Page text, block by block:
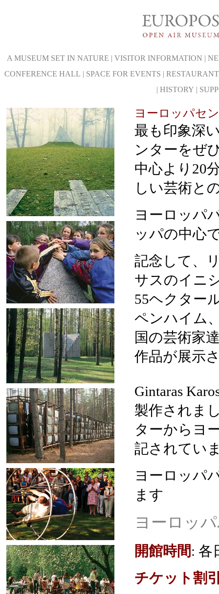
A MUSEUM SET IN NATURE | VISITOR INFORMATION |
CONFERENCE HALL | SPACE FOR EVENTS | RESTAURANT
| HISTORY |
ヨーロッパセ
最も印象深
ンターをぜ
中心より20
しい芸術と
ヨーロッパ
ッパの中心
記念して、
サスのイニ
55ヘクター
ペンハイム
国の芸術家
作品が展示
Gintaras
製作されま
ターからヨ
記されてい
ヨーロッパ
ます
ヨーロッ
開館時間: 各
チケット割